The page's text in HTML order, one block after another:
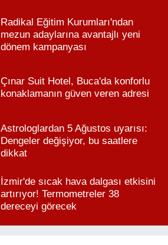
Radikal Eğitim Kurumları'ndan
mezun adaylarına avantajlı yeni
dönem kampanyası
Çınar Suit Hotel, Buca'da konforlu
konaklamanın güven veren adresi
Astrologlardan 5 Ağustos uyarısı:
Dengeler değişiyor, bu saatlere
dikkat
İzmir'de sıcak hava dalgası etkisini
artırıyor! Termometreler 38
dereceyi görecek